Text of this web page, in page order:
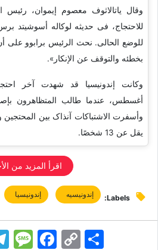
وقال یاتالاثوف معصوم إیموان، رئیس
للاحتجاج، فی حدیثه لوکاله أسوشیتد
للوضع الحالی. نحث الرئیس برابوو على
بخطئه والتوقف عن الإنکار».
وکانت إندونیسیا قد شهدت آخر
أغسطس، عندما طالب المتظاهرون
وأسفرت الاشتباکات آنذاک بین
یقل عن 13 شخصًا.
اقرأ المزید من
Labels: إندونیسیه إندونیسیا
Facebook Copy
Link
اشتراک